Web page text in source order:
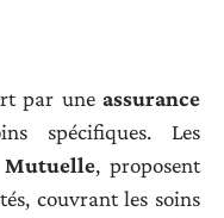
par une assurance
spécifiques. Les
, proposent
couvrant les soins